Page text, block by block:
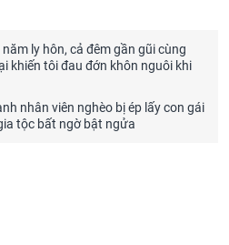
ly hôn, cả đêm gần gũi cùng
khiến tôi đau đớn khôn nguôi khi
nhân viên nghèo bị ép lấy con gái
tộc bất ngờ bật ngửa